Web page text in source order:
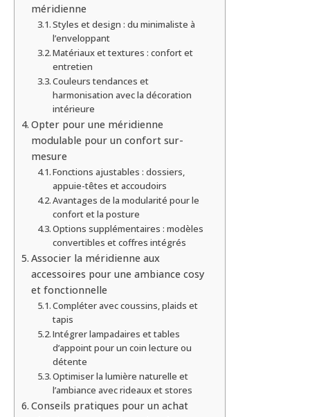
méridienne
Styles et design : du minimaliste à
l’enveloppant
Matériaux et textures : confort et
entretien
Couleurs tendances et
harmonisation avec la décoration
intérieure
Opter pour une méridienne
modulable pour un confort sur-
mesure
Fonctions ajustables : dossiers,
appuie-têtes et accoudoirs
Avantages de la modularité pour le
confort et la posture
Options supplémentaires : modèles
convertibles et coffres intégrés
Associer la méridienne aux
accessoires pour une ambiance cosy
et fonctionnelle
Compléter avec coussins, plaids et
tapis
Intégrer lampadaires et tables
d’appoint pour un coin lecture ou
détente
Optimiser la lumière naturelle et
l’ambiance avec rideaux et stores
Conseils pratiques pour un achat